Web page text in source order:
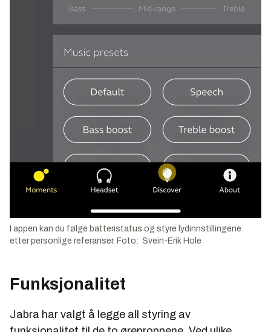
I appen kan du følge batteristatus og styre lydinnstillingene
etter personlige referanser. Foto: Svein-Erik Hole
Funksjonalitet
Jabra har valgt å legge all styring av